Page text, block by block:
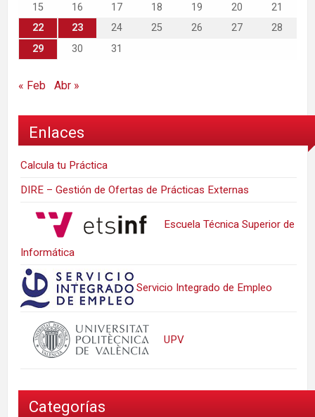
15
16 17 18 19 20
21
22
23 24 25 26 27
28
29
30 31
« Feb Abr »
Enlaces
Calcula tu Práctica
DIRE – Gestión de Ofertas de Prácticas Externas
Escuela Técnica Superior de
Informática
Servicio Integrado de Empleo
UPV
Categorías